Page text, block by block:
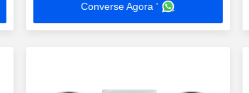
Converse Agora '